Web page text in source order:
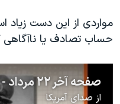
مواردی از این دست
حساب تصادف یا
صفحه آخر ۲۲ مرداد - قسمت دوم
از صدای آمریکا